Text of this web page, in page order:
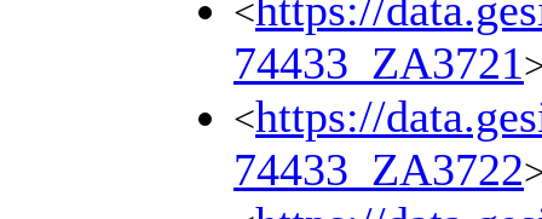
<https://
74433_ZA3721
<https://
74433_ZA3722